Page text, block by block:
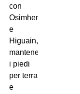
con
Osimhen
e
Higuain,
mantenendo
i piedi
per terra
e